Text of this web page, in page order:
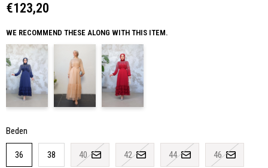
€123,20
WE RECOMMEND THESE ALONG WITH THIS ITEM.
Beden
36 38 40 42 44 46